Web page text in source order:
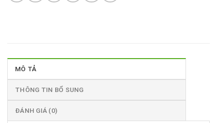
MÔ TẢ
THÔNG TIN BỔ SUNG
ĐÁNH GIÁ (0)